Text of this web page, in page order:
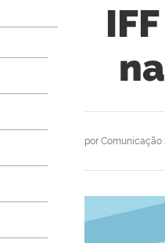
por Comunicação